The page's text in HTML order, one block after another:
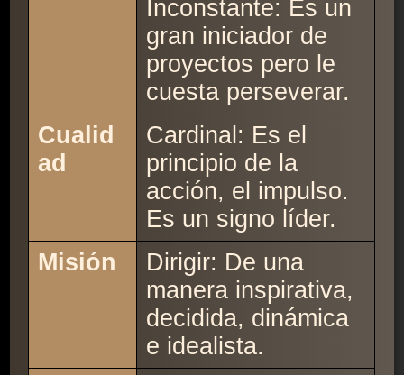
Inconstante: Es un
gran iniciador de
proyectos pero le
cuesta perseverar.
Cualid
ad
Cardinal: Es el
principio de la
acción, el impulso.
Es un signo líder.
Misión
Dirigir: De una
manera inspirativa,
decidida, dinámica
e idealista.